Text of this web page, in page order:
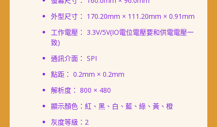
外型尺寸： 170.20mm × 111.20mm × 0.91mm
工作電壓： 3.3V/5V(IO電位電壓要和供電電壓一
致)
通訊介面： SPI
點距： 0.2mm × 0.2mm
解析度： 800 × 480
顯示顏色：紅、黑、白、藍、綠、黃、橙
灰度等級：2